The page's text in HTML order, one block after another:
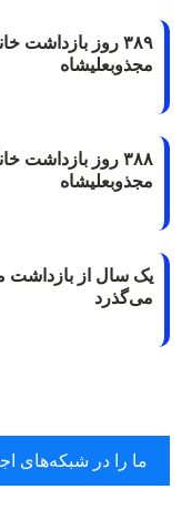
۳۸۹ روز
مجذوبعلیشاه
۳۸۸ روز
مجذوبعلیشاه
یک سال از
می‌گذرد
ما را در شبکه‌های